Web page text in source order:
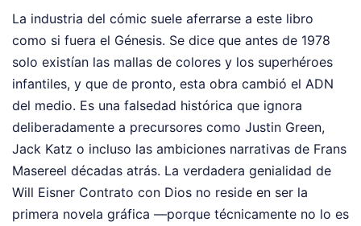
La industria del cómic suele aferrarse a este libro
como si fuera el Génesis. Se dice que antes de 1978
solo existían las mallas de colores y los superhéroes
infantiles, y que de pronto, esta obra cambió el ADN
del medio. Es una falsedad histórica que ignora
deliberadamente a precursores como Justin Green,
Jack Katz o incluso las ambiciones narrativas de Frans
Masereel décadas atrás. La verdadera genialidad de
Will Eisner Contrato con Dios no reside en ser la
primera novela gráfica —porque técnicamente no lo es